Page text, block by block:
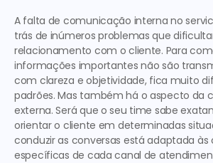
A falta de comunicação interna no
trás de inúmeros problemas que
relacionamento com o cliente. Para
informações importantes não são
com clareza e objetividade, fica muito
padrões. Mas também há o aspecto da
externa. Será que o seu time sabe
orientar o cliente em determinadas
conduzir as conversas está adaptada
específicas de cada canal de